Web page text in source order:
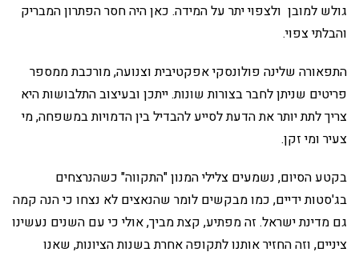
גולש למובן ולצפוי יתר על המידה. כאן היה חסר הפתרון המבריק
והבלתי צפוי.
התפאורה שלינה פולונסקי אפקטיבית וצנועה, מורכבת ממספר
פריטים שניתן לחבר בצורות שונות. ייתכן ובעיצוב התלבושות היא
צריך לתת יותר את הדעת לסייע להבדיל בין הדמויות במשפחה, מי
צעיר ומי זקן.
בקטע הסיום, נשמעים צלילי המנון "התקווה" כשהנרצחים
בג'סטות ידיים, כמו מבקשים לומר שהנאצים לא נצחו כי הנה קמה
גם מדינת ישראל. זה מפתיע, קצת מביך, אולי כי עם השנים נעשינו
ציניים, וזה החזיר אותנו לתקופה אחרת בשנות הציונות, שאנו